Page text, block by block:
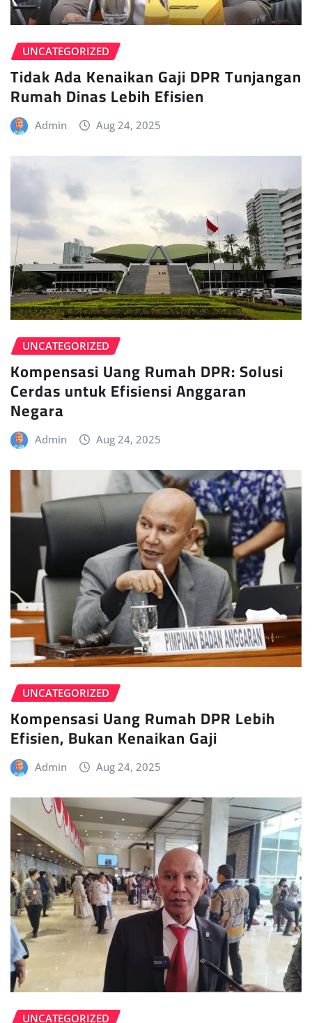
UNCATEGORIZED
Tidak Ada Kenaikan Gaji DPR Tunjangan
Rumah Dinas Lebih Efisien
Admin Aug 24, 2025
UNCATEGORIZED
Kompensasi Uang Rumah DPR: Solusi
Cerdas untuk Efisiensi Anggaran
Negara
Admin Aug 24, 2025
UNCATEGORIZED
Kompensasi Uang Rumah DPR Lebih
Efisien, Bukan Kenaikan Gaji
Admin Aug 24, 2025
UNCATEGORIZED